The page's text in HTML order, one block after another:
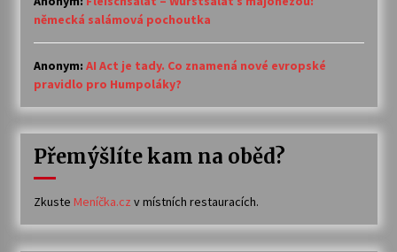
německá salámová pochoutka
Anonym: AI Act je tady. Co znamená nové evropské
pravidlo pro Humpoláky?
Přemýšlíte kam na oběd?
Zkuste Meníčka.cz v místních restauracích.